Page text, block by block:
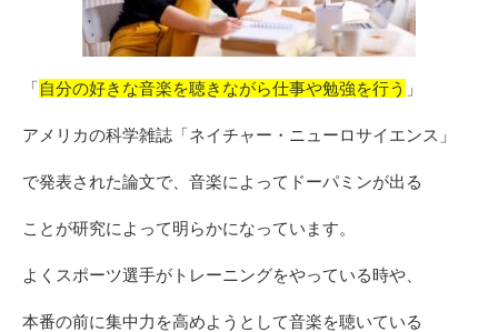
「自分の好きな音楽を聴きながら仕事や勉強を行う 」
アメリカの科学雑誌「ネイチャー・ニューロサイエンス」
で発表された論文で、音楽によってドーパミンが出る
ことが研究によって明らかになっています。
よくスポーツ選手がトレーニングをやっている時や、
本番の前に集中力を高めようとして音楽を聴いている